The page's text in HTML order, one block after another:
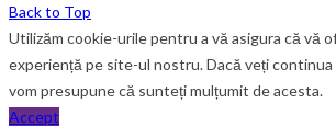
Back to Top
Utilizăm cookie-urile pentru a vă asigura că vă
experiență pe site-ul nostru. Dacă veți
vom presupune că sunteți mulțumit de acesta.
Accept